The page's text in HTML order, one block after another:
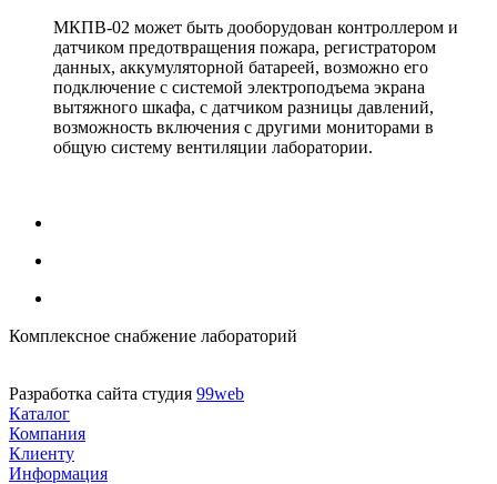
МКПВ-02 может быть дооборудован контроллером и
датчиком предотвращения пожара, регистратором
данных, аккумуляторной батареей, возможно его
подключение с системой электроподъема экрана
вытяжного шкафа, с датчиком разницы давлений,
возможность включения с другими мониторами в
общую систему вентиляции лаборатории.
Комплексное снабжение лабораторий
Разработка сайта студия 99web
Каталог
Компания
Клиенту
Информация